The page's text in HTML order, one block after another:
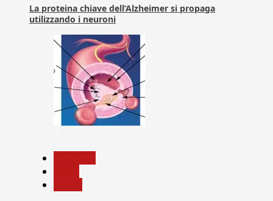
La proteina chiave dell’Alzheimer si propaga
utilizzando i neuroni